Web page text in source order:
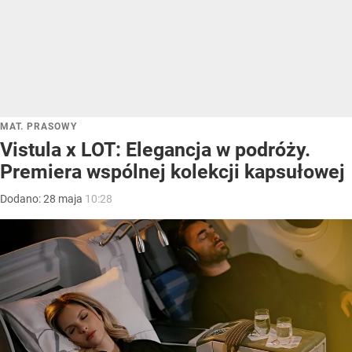
MAT. PRASOWY
Vistula x LOT: Elegancja w podróży.
Premiera wspólnej kolekcji kapsułowej
Dodano:28 maja 10:28